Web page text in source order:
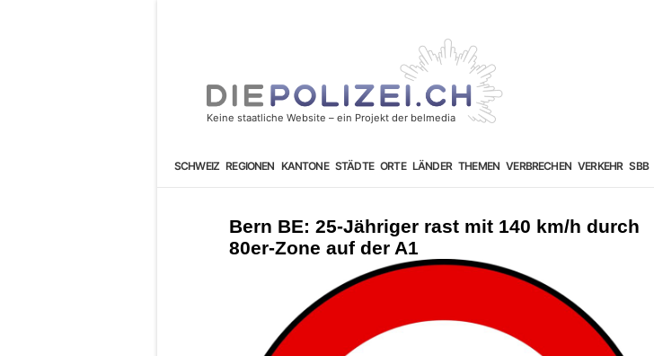
SCHWEIZ REGIONEN KANTONE STÄDTE ORTE LÄNDER THEMEN VERBRECHEN VERKEHR SBB
Bern BE: 25-Jähriger rast mit 140 km/h durch
80er-Zone auf der A1